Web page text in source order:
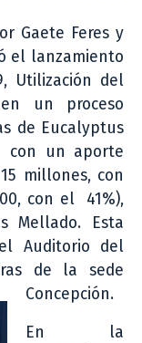
Gaete Feres y
el lanzamiento
Utilización del
un proceso
de Eucalyptus
con un aporte
millones, con
con el 41%),
Mellado. Esta
Auditorio del
de la sede
Concepción.
En la